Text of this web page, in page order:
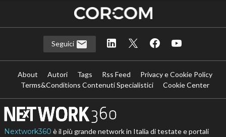
Seguici
About Autori Tags Rss Feed
Privacy e Cookie Policy
Terms&Conditions Contenuti Specialistici
Cookie Center
Nextwork360 è il più grande network in Italia di testate e portali